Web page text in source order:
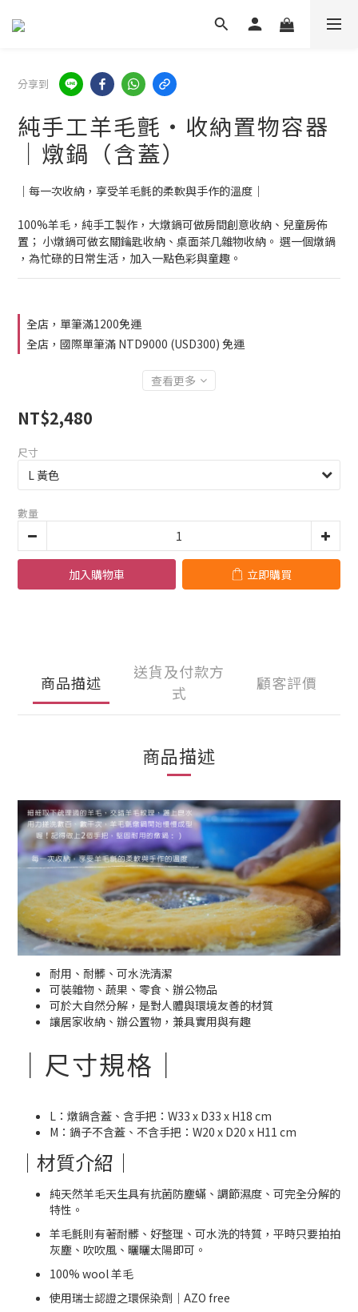
分享到
純手工羊毛氈・收納置物容器
｜燉鍋（含蓋）
｜每一次收納，享受羊毛氈的柔軟與手作的溫度｜
100%羊毛，純手工製作，大燉鍋可做房間創意收納、兒童房佈
置； 小燉鍋可做玄關鑰匙收納、桌面茶几雜物收納。 選一個燉鍋
，為忙碌的日常生活，加入一點色彩與童趣。
全店，單筆滿1200免運
全店，國際單筆滿 NTD9000 (USD300) 免運
查看更多
NT$2,480
尺寸
數量
加入購物車 立即購買
商品描述
送貨及付款方
式
顧客評價
商品描述
耐用、耐髒、可水洗清潔
可裝雜物、蔬果、零食、辦公物品
可於大自然分解，是對人體與環境友善的材質
讓居家收納、辦公置物，兼具實用與有趣
｜尺寸規格｜
L ：燉鍋含蓋、含手把： W33 x D33 x H18 cm
M ：鍋子不含蓋、不含手把： W20 x D20 x H11 cm
｜材質介紹｜
純天然羊毛天生具有抗菌防塵蟎、調節濕度、可完全分解的
特性。
羊毛氈則有著耐髒、好整理、可水洗的特質，平時只要拍拍
灰塵、吹吹風、曬曬太陽即可。
100% wool羊毛
使用瑞士認證之環保染劑｜ AZO free